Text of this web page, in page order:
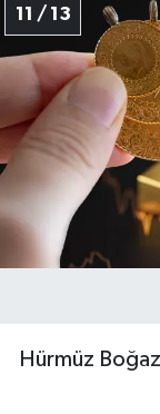
11 / 13
Hürmüz